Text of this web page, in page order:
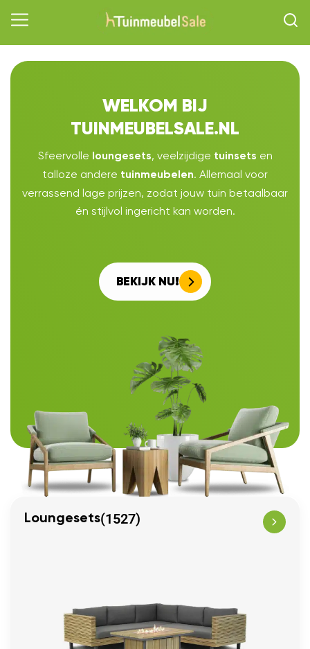
WELKOM BIJ
TUINMEUBELSALE.NL
Sfeervolle loungesets, veelzijdige tuinsets en
talloze andere tuinmeubelen. Allemaal voor
verrassend lage prijzen, zodat jouw tuin betaalbaar
én stijlvol ingericht kan worden.
BEKIJK NU!
Loungesets(1527)